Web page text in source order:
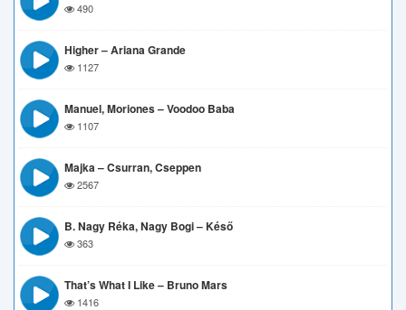
490
Higher – Ariana Grande
1127
Manuel, Moriones – Voodoo Baba
1107
Majka – Csurran, Cseppen
2567
B. Nagy Réka, Nagy Bogi – Késő
363
That’s What I Like – Bruno Mars
1416